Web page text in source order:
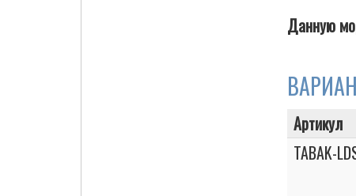
Данную
Артикул
TABAK-